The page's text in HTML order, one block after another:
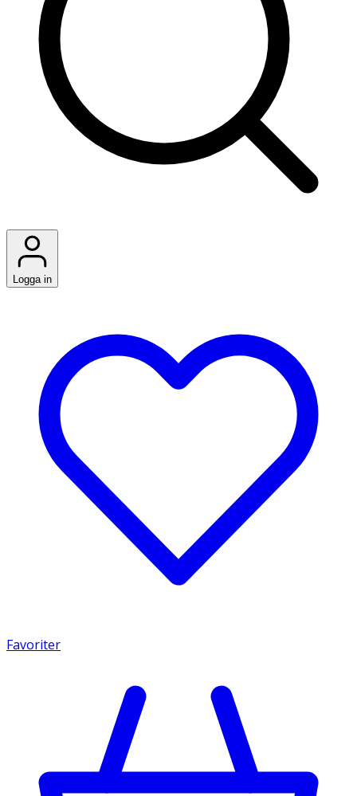
Logga in
Favoriter